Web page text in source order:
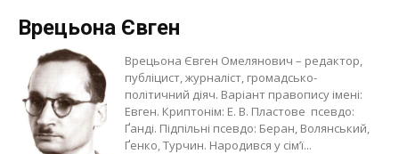
Врецьона Євген
Врецьона Євген Омелянович – редактор,
публіцист, журналіст, громадсько-
політичний діяч. Варіант правопису імені:
Евген. Криптонім: Е. В. Пластове псевдо:
Ґанді. Підпільні псевдо: Беран, Волянський,
Ґенко, Турчин. Народився у сім’ї...